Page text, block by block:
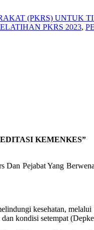
(PKRS) UNTUK
PKRS 2023,
KEMENKES”
Pejabat Yang
kesehatan, melalui
kondisi setempat